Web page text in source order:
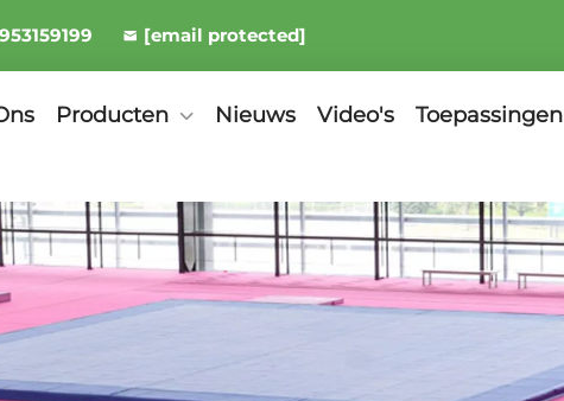
[email protected]
Producten Nieuws Video's Toepassingen